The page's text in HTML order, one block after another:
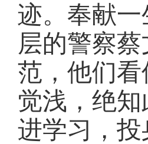
迹。奉献
层的警察
范，他们
觉浅，绝
进学习，